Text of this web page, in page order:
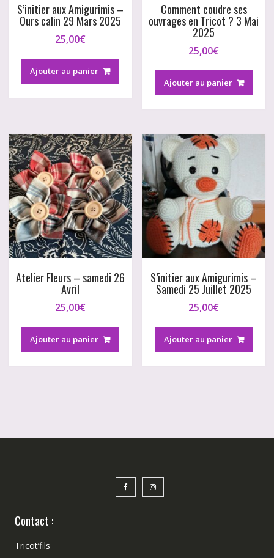
S’initier aux Amigurimis –
Ours calin 29 Mars 2025
25,00€
Ajouter au panier
Comment coudre ses
ouvrages en Tricot ? 3 Mai
2025
25,00€
Ajouter au panier
Atelier Fleurs – samedi 26
Avril
25,00€
Ajouter au panier
S’initier aux Amigurimis –
Samedi 25 Juillet 2025
25,00€
Ajouter au panier
Contact :
Tricot’fils